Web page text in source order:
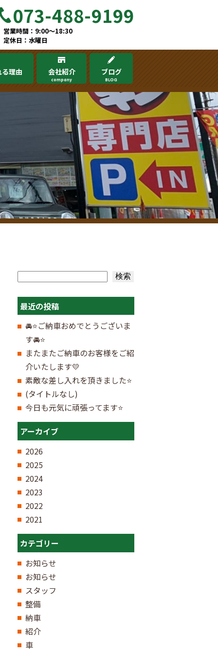
073-488-9199
営業時間：9:00～18:30
定休日：水曜日
理由 会社紹介
company
ブログ
BLOG
検索
最近の投稿
🚘⭐ご納車おめでとうございま
す🚘⭐
またまたご納車のお客様をご紹
介いたします💛
素敵な差し入れを頂きました⭐
(タイトルなし)
今日も元気に頑張ってます⭐
アーカイブ
2026
2025
2024
2023
2022
2021
カテゴリー
お知らせ
お知らせ
スタッフ
整備
納車
紹介
車